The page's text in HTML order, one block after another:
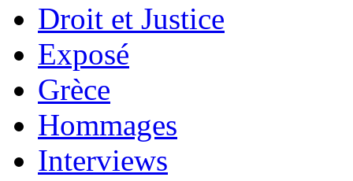
Droit et Justice
Exposé
Grèce
Hommages
Interviews